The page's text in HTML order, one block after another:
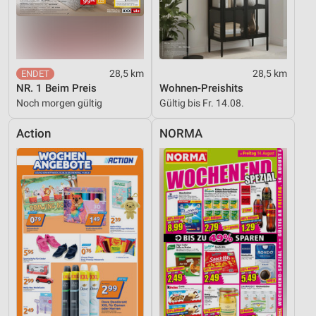
28,5 km
NR. 1 Beim Preis
Noch morgen gültig
28,5 km
Wohnen-Preishits
Gültig bis Fr. 14.08.
Action NORMA
Messung der Performance von Inhalten
Analyse von Zielgruppen durch Statistiken oder
Kombinationen von Daten aus verschiedenen
Quellen
Entwicklung und Verbesserung der Angebote
Verwendung reduzierter Daten zur Auswahl von
Inhalten
IAB-Besonderheiten:
Verwendung genauer Standortdaten
Geräte anhand von aktiv angeforderten
Informationen identifizieren
Nicht-IAB-Verarbeitungszwecke:
Notwendig
Performance